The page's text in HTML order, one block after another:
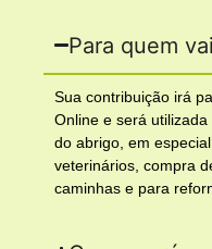
Para quem
Sua contribuição irá
Online e será
do abrigo, em
veterinários, compra
caminhas e para